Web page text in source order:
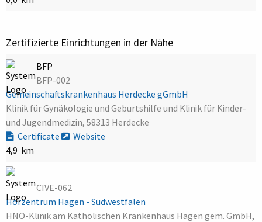
Zertifizierte Einrichtungen in der Nähe
BFP
BFP-002
Gemeinschaftskrankenhaus Herdecke gGmbH
Klinik für Gynäkologie und Geburtshilfe und Klinik für Kinder-
und Jugendmedizin, 58313 Herdecke
Certificate
Website
4,9 km
CIVE-062
Hörzentrum Hagen - Südwestfalen
HNO-Klinik am Katholischen Krankenhaus Hagen gem. GmbH,